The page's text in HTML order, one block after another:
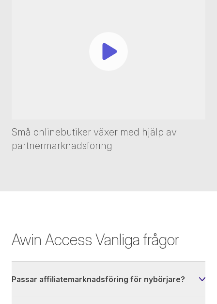
Små onlinebutiker växer med hjälp av
partnermarknadsföring
Awin Access Vanliga frågor
Passar affiliatemarknadsföring för nybörjare?